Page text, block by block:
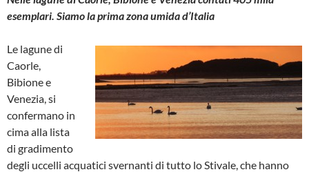
esemplari. Siamo la prima zona umida d’Italia
Le lagune di
Caorle,
Bibione e
Venezia, si
confermano in
cima alla lista
di gradimento
degli uccelli acquatici svernanti di tutto lo Stivale, che hanno